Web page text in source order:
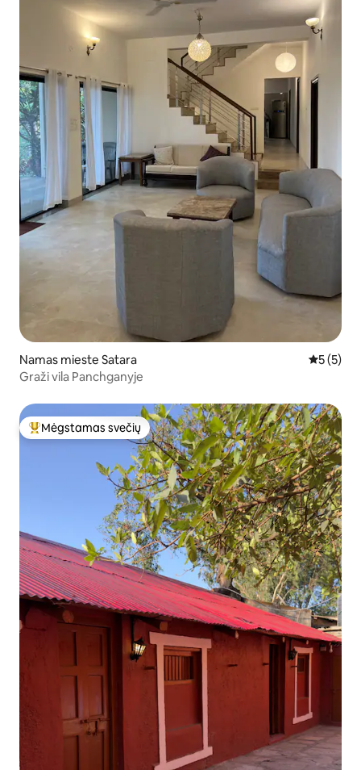
Namas mieste Satara Vidutinis
5 (5)
Graži vila Panchganyje
Svečių mėgstamiausias
Mėgstamas svečių